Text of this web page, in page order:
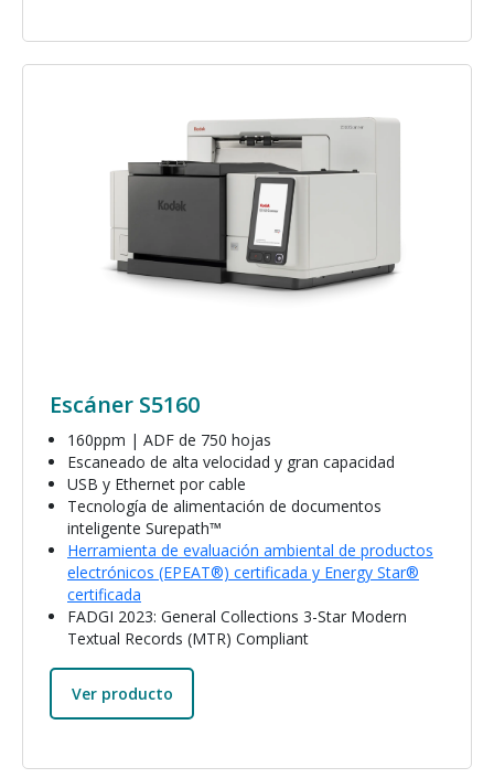
Imagen
Escáner S5160
160ppm | ADF de 750 hojas
Escaneado de alta velocidad y gran capacidad
USB y Ethernet por cable
Tecnología de alimentación de documentos
inteligente Surepath™
Herramienta de evaluación ambiental de productos
electrónicos (EPEAT®) certificada y Energy Star®
certificada
FADGI 2023: General Collections 3-Star Modern
Textual Records (MTR) Compliant
Ver producto